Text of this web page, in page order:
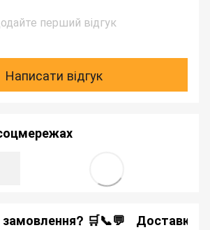
перший відгук
Написати відгук
🛒📞💬 Доставка